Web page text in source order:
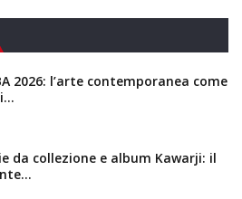
2026: l’arte contemporanea come
da collezione e album Kawarji: il